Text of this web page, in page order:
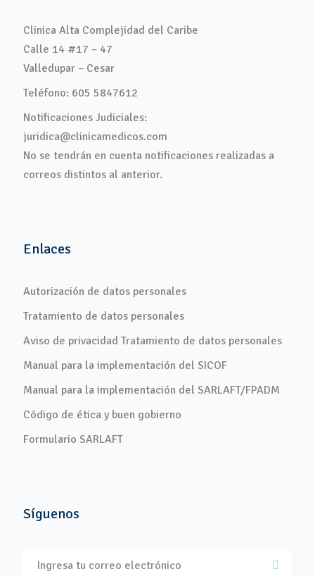
Clinica Alta Complejidad del Caribe
Calle 14 #17 – 47
Valledupar – Cesar
Teléfono: 605 5847612
Notificaciones Judiciales:
juridica@clinicamedicos.com
No se tendrán en cuenta notificaciones realizadas a
correos distintos al anterior.
Enlaces
Autorización de datos personales
Tratamiento de datos personales
Aviso de privacidad Tratamiento de datos personales
Manual para la implementación del SICOF
Manual para la implementación del SARLAFT/FPADM
Código de ética y buen gobierno
Formulario SARLAFT
Síguenos